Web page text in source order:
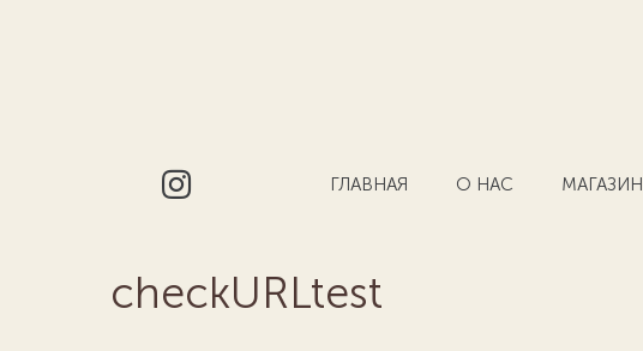
ГЛАВНАЯ О НАС МАГАЗИН
checkURLtest